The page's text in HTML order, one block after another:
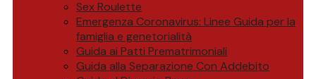
Sex Roulette
Emergenza Coronavirus: Linee Guida per la
famiglia e genetorialità
Guida ai Patti Prematrimoniali
Guida alla Separazione Con Addebito